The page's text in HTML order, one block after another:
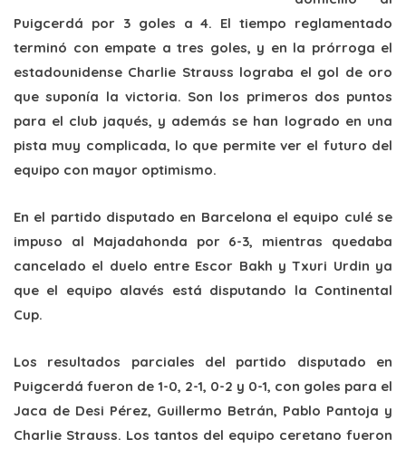
Puigcerdá por 3 goles a 4. El tiempo reglamentado
terminó con empate a tres goles, y en la prórroga el
estadounidense Charlie Strauss lograba el gol de oro
que suponía la victoria. Son los primeros dos puntos
para el club jaqués, y además se han logrado en una
pista muy complicada, lo que permite ver el futuro del
equipo con mayor optimismo.
En el partido disputado en Barcelona el equipo culé se
impuso al Majadahonda por 6-3, mientras quedaba
cancelado el duelo entre Escor Bakh y Txuri Urdin ya
que el equipo alavés está disputando la Continental
Cup.
Los resultados parciales del partido disputado en
Puigcerdá fueron de 1-0, 2-1, 0-2 y 0-1, con goles para el
Jaca de Desi Pérez, Guillermo Betrán, Pablo Pantoja y
Charlie Strauss. Los tantos del equipo ceretano fueron